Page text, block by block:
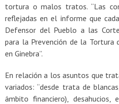
tortura o malos tratos. “Las
reflejadas en el informe que
Defensor del Pueblo a las
para la Prevención de la Tortura
en Ginebra”.
En relación a los asuntos que
variados: “desde trata de
ámbito financiero),